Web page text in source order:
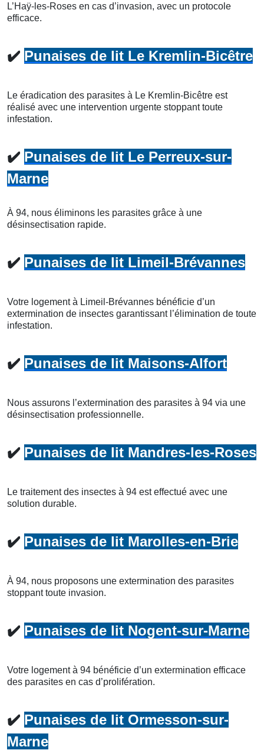
L’Haÿ-les-Roses en cas d’invasion, avec un protocole
efficace.
✔️ Punaises de lit Le Kremlin-Bicêtre
Le éradication des parasites à Le Kremlin-Bicêtre est
réalisé avec une intervention urgente stoppant toute
infestation.
✔️ Punaises de lit Le Perreux-sur-
Marne
À 94, nous éliminons les parasites grâce à une
désinsectisation rapide.
✔️ Punaises de lit Limeil-Brévannes
Votre logement à Limeil-Brévannes bénéficie d’un
extermination de insectes garantissant l’élimination de toute
infestation.
✔️ Punaises de lit Maisons-Alfort
Nous assurons l’extermination des parasites à 94 via une
désinsectisation professionnelle.
✔️ Punaises de lit Mandres-les-Roses
Le traitement des insectes à 94 est effectué avec une
solution durable.
✔️ Punaises de lit Marolles-en-Brie
À 94, nous proposons une extermination des parasites
stoppant toute invasion.
✔️ Punaises de lit Nogent-sur-Marne
Votre logement à 94 bénéficie d’un extermination efficace
des parasites en cas d’prolifération.
✔️ Punaises de lit Ormesson-sur-
Marne